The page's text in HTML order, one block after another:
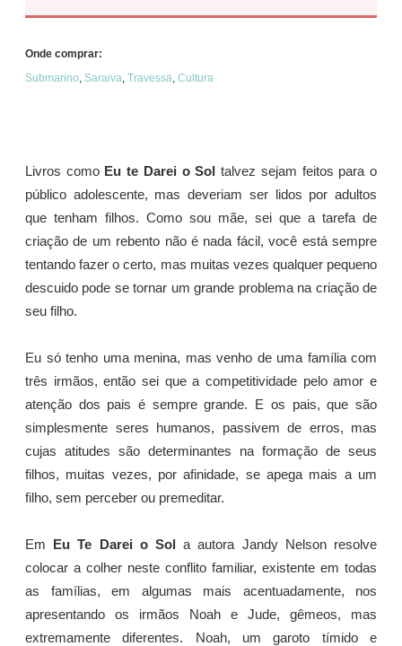
Onde comprar:
Submarino Saraiva Travessa Cultura
Livros como Eu te Darei o Sol
talvez sejam feitos para o
público adolescente, mas deveriam ser lidos por adultos
que tenham filhos. Como sou mãe, sei que a tarefa de
criação de um rebento não é nada fácil, você está sempre
tentando fazer o certo, mas muitas vezes qualquer pequeno
descuido pode se tornar um grande problema na criação de
seu filho.
Eu só tenho uma menina, mas venho de uma família com
três irmãos, então sei que a competitividade pelo amor e
atenção dos pais é sempre grande. E os pais, que são
simplesmente seres humanos, passivem de erros, mas
cujas atitudes são determinantes na formação de seus
filhos, muitas vezes, por afinidade, se apega mais a um
filho, sem perceber ou premeditar.
Em Eu Te Darei o Sol
a autora Jandy Nelson resolve
colocar a colher neste conflito familiar, existente em todas
as famílias, em algumas mais acentuadamente, nos
apresentando os irmãos Noah e Jude, gêmeos, mas
extremamente diferentes. Noah, um garoto tímido e